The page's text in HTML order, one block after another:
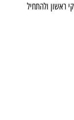
ראשון ולהתחיל